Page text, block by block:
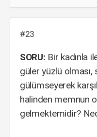
#23
SORU: Bir kadınla
güler yüzlü olması,
gülümseyerek
halinden memnun
gelmektemidir?